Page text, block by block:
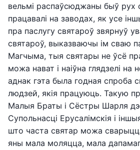
вельмі распаўсюджаны быў рух
працавалі на заводах, як усе
пра паслугу святароў звярнуў
святароў, выказваючы ім сваю
Магчыма, тыя святары не ўсё
можа нават і наіўна глядзелі на
аднак гэта была годная спроба
людзей, якія працуюць. Такую
Малыя Браты і Сёстры Шарля
Супольнасці Ерусалімскія і
што часта святар можа
яны мала моляцца, мала